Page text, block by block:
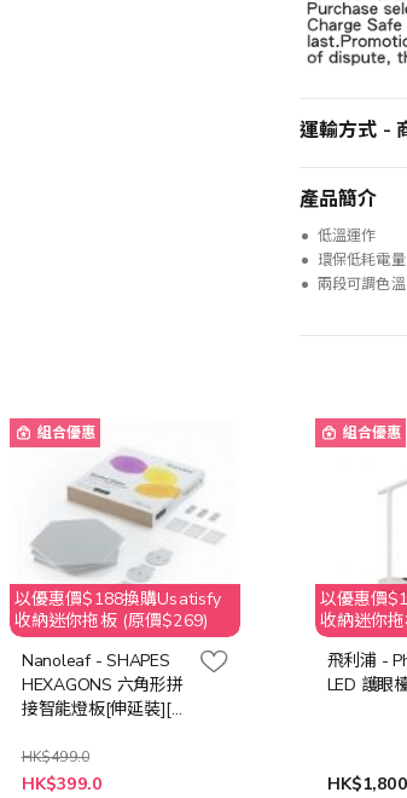
運輸方式 -
產品簡介
低溫運作
環保低耗電
兩段可調色
組合優惠
以優惠價$188換購Usatisfy
收納迷你拖板 (原價$269)
Nanoleaf - SHAPES
HEXAGONS 六角形拼
接智能燈板[伸延裝][3
HK$499.0
特
HK$399.0
組合優惠
以優惠價
收納迷你
飛利浦 -
LED 護眼